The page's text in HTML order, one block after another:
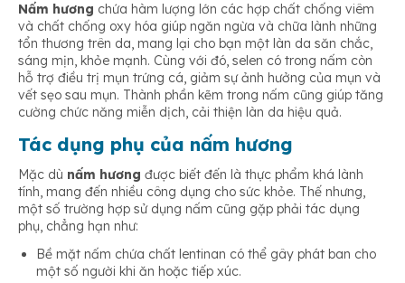
Nấm hương chứa hàm lượng lớn các hợp chất chống viêm
và chất chống oxy hóa giúp ngăn ngừa và chữa lành những
tổn thương trên da, mang lại cho bạn một làn da săn chắc,
sáng mịn, khỏe mạnh. Cùng với đó, selen có trong nấm còn
hỗ trợ điều trị mụn trứng cá, giảm sự ảnh hưởng của mụn và
vết sẹo sau mụn. Thành phần kẽm trong nấm cũng giúp tăng
cường chức năng miễn dịch, cải thiện làn da hiệu quả.
Tác dụng phụ của nấm hương
Mặc dù nấm hương được biết đến là thực phẩm khá lành
tính, mang đến nhiều công dụng cho sức khỏe. Thế nhưng,
một số trường hợp sử dụng nấm cũng gặp phải tác dụng
phụ, chẳng hạn như:
Bề mặt nấm chứa chất lentinan có thể gây phát ban cho
một số người khi ăn hoặc tiếp xúc.